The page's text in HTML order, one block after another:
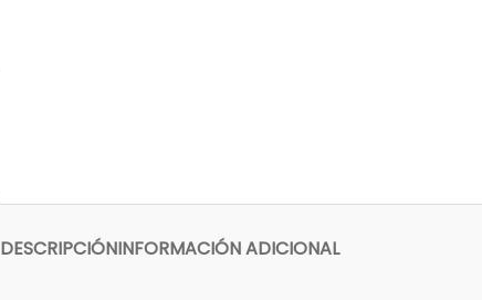
DESCRIPCIÓNINFORMACIÓN ADICIONAL